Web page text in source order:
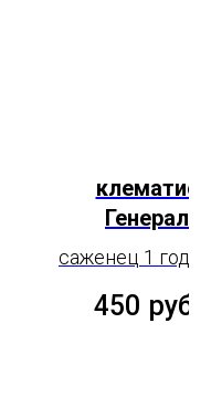
клематис
Генерал
Сикорски
саженец 1 год,
450 руб.